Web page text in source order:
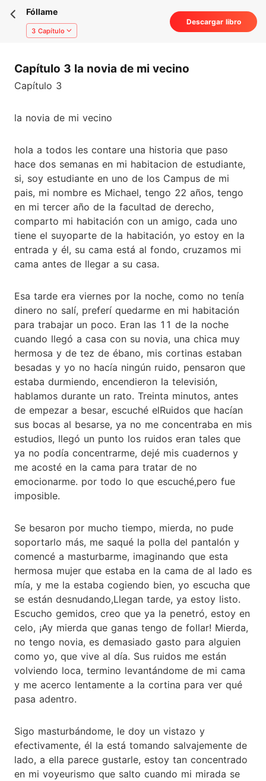
Fóllame
3 Capítulo
Descargar libro
Capítulo 3 la novia de mi vecino
Capítulo 3
la novia de mi vecino
hola a todos les contare una historia que paso
hace dos semanas en mi habitacion de estudiante,
si, soy estudiante en uno de los Campus de mi
pais, mi nombre es Michael, tengo 22 años, tengo
en mi tercer año de la facultad de derecho,
comparto mi habitación con un amigo, cada uno
tiene el suyoparte de la habitación, yo estoy en la
entrada y él, su cama está al fondo, cruzamos mi
cama antes de llegar a su casa.
Esa tarde era viernes por la noche, como no tenía
dinero no salí, preferí quedarme en mi habitación
para trabajar un poco. Eran las 11 de la noche
cuando llegó a casa con su novia, una chica muy
hermosa y de tez de ébano, mis cortinas estaban
besadas y yo no hacía ningún ruido, pensaron que
estaba durmiendo, encendieron la televisión,
hablamos durante un rato. Treinta minutos, antes
de empezar a besar, escuché elRuidos que hacían
sus bocas al besarse, ya no me concentraba en mis
estudios, llegó un punto los ruidos eran tales que
ya no podía concentrarme, dejé mis cuadernos y
me acosté en la cama para tratar de no
emocionarme. por todo lo que escuché,pero fue
imposible.
Se besaron por mucho tiempo, mierda, no pude
soportarlo más, me saqué la polla del pantalón y
comencé a masturbarme, imaginando que esta
hermosa mujer que estaba en la cama de al lado es
mía, y me la estaba cogiendo bien, yo escucha que
se están desnudando,Llegan tarde, ya estoy listo.
Escucho gemidos, creo que ya la penetró, estoy en
celo, ¡Ay mierda que ganas tengo de follar! Mierda,
no tengo novia, es demasiado gasto para alguien
como yo, que vive al día. Sus ruidos me están
volviendo loca, termino levantándome de mi cama
y me acerco lentamente a la cortina para ver qué
pasa adentro.
Sigo masturbándome, le doy un vistazo y
efectivamente, él la está tomando salvajemente de
lado, a ella parece gustarle, estoy tan concentrado
en mi voyeurismo que salto cuando mi mirada se